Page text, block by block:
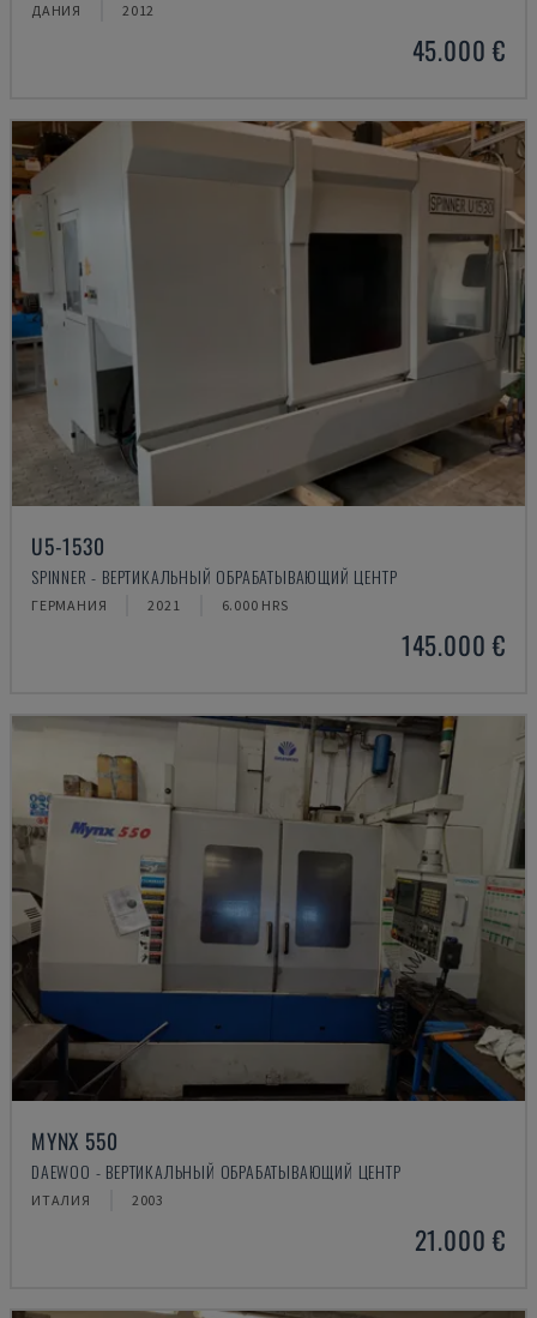
ДАНИЯ 2012
45.000 €
U5-1530
SPINNER - ВЕРТИКАЛЬНЫЙ ОБРАБАТЫВАЮЩИЙ ЦЕНТР
ГЕРМАНИЯ 2021 6.000 HRS
145.000 €
MYNX 550
DAEWOO - ВЕРТИКАЛЬНЫЙ ОБРАБАТЫВАЮЩИЙ ЦЕНТР
ИТАЛИЯ 2003
21.000 €